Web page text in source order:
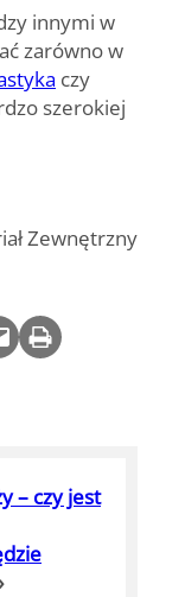
innymi w
zarówno w
czy
szerokiej
Zewnętrzny
Print this Page
– czy jest